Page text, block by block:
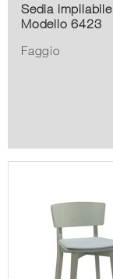
Sedia impilabile
Modello 6423
Faggio